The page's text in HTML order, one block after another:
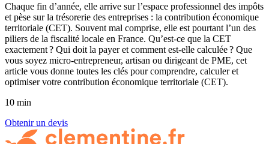
Chaque fin d’année, elle arrive sur l’espace professionnel des impôts
et pèse sur la trésorerie des entreprises : la contribution économique
territoriale (CET). Souvent mal comprise, elle est pourtant l’un des
piliers de la fiscalité locale en France. Qu’est-ce que la CET
exactement ? Qui doit la payer et comment est-elle calculée ? Que
vous soyez micro-entrepreneur, artisan ou dirigeant de PME, cet
article vous donne toutes les clés pour comprendre, calculer et
optimiser votre contribution économique territoriale (CET).
10 min
Obtenir un devis